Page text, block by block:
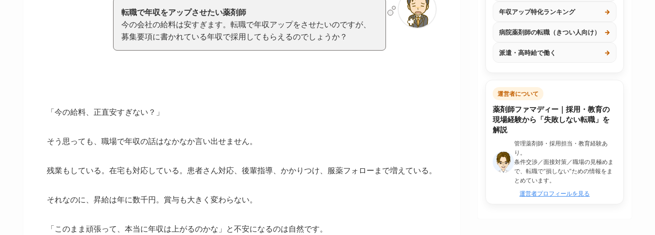
転職で年収をアップさせたい薬剤師
今の会社の給料は安すぎます。転職で年収アップをさせたいのですが、
募集要項に書かれている年収で採用してもらえるのでしょうか？
「今の給料、正直安すぎない？」
そう思っても、職場で年収の話はなかなか言い出せません。
残業もしている。在宅も対応している。患者さん対応、後輩指導、かかりつけ、服薬フォローまで増えている。
それなのに、昇給は年に数千円。賞与も大きく変わらない。
「このまま頑張って、本当に年収は上がるのかな」と不安になるのは自然です。
年収アップ特化ランキング →
病院薬剤師の転職（きつい人向け） →
派遣・高時給で働く →
運営者について
薬剤師ファマディー｜採用・教育の
現場経験から「失敗しない転職」を
解説
管理薬剤師・採用担当・教育経験あ
り。
条件交渉／面接対策／職場の見極めま
で、転職で“損しない”ための情報をま
とめています。
運営者プロフィールを見る